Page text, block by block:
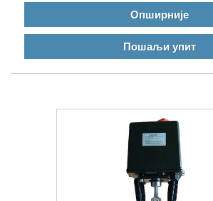
контролисањем улазног тока
примарног топлотног (хладног)
Опширније
Пошаљи упит